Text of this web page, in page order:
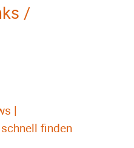
/
|
finden